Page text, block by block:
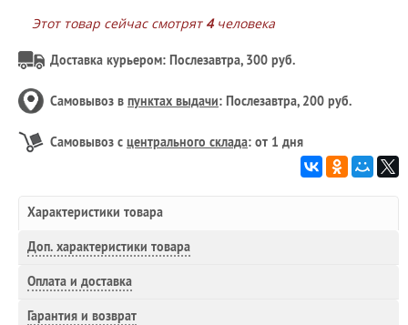
Этот товар сейчас смотрят 4человека
Доставка курьером: Послезавтра, 300 руб.
Самовывоз в пунктах выдачи: Послезавтра, 200 руб.
Самовывоз с центрального склада: от 1 дня
Характеристики товара
Доп. характеристики товара
Оплата и доставка
Гарантия и возврат